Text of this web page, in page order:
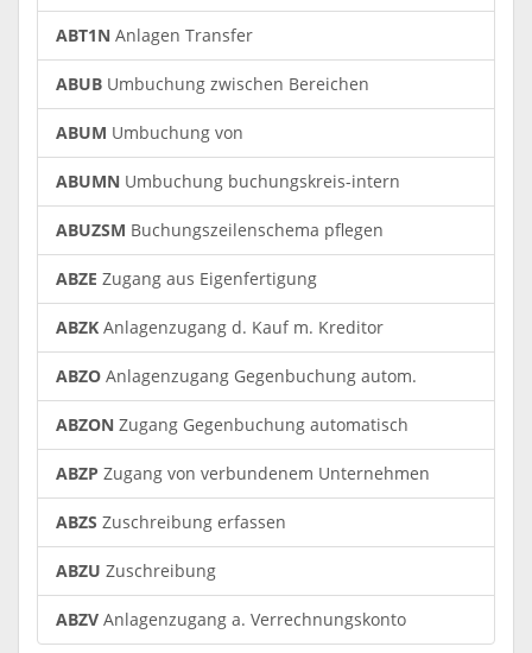
ABT1N Anlagen Transfer
ABUB Umbuchung zwischen Bereichen
ABUM Umbuchung von
ABUMN Umbuchung buchungskreis-intern
ABUZSM Buchungszeilenschema pflegen
ABZE Zugang aus Eigenfertigung
ABZK Anlagenzugang d. Kauf m. Kreditor
ABZO Anlagenzugang Gegenbuchung autom.
ABZON Zugang Gegenbuchung automatisch
ABZP Zugang von verbundenem Unternehmen
ABZS Zuschreibung erfassen
ABZU Zuschreibung
ABZV Anlagenzugang a. Verrechnungskonto